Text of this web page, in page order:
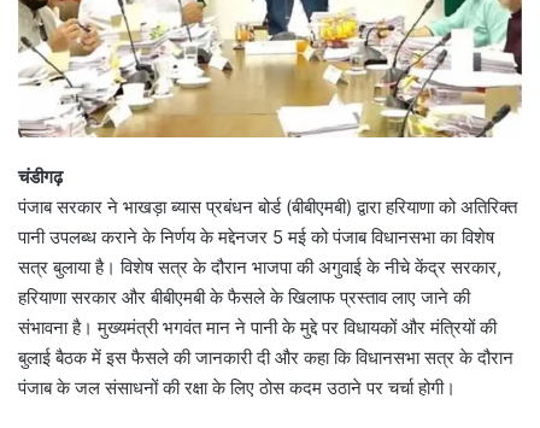
चंडीगढ़
पंजाब सरकार ने भाखड़ा ब्यास प्रबंधन बोर्ड (बीबीएमबी) द्वारा हरियाणा को अतिरिक्त
पानी उपलब्ध कराने के निर्णय के मद्देनजर 5 मई को पंजाब विधानसभा का विशेष
सत्र बुलाया है। विशेष सत्र के दौरान भाजपा की अगुवाई के नीचे केंद्र सरकार,
हरियाणा सरकार और बीबीएमबी के फैसले के खिलाफ प्रस्ताव लाए जाने की
संभावना है। मुख्यमंत्री भगवंत मान ने पानी के मुद्दे पर विधायकों और मंत्रियों की
बुलाई बैठक में इस फैसले की जानकारी दी और कहा कि विधानसभा सत्र के दौरान
पंजाब के जल संसाधनों की रक्षा के लिए ठोस कदम उठाने पर चर्चा होगी।